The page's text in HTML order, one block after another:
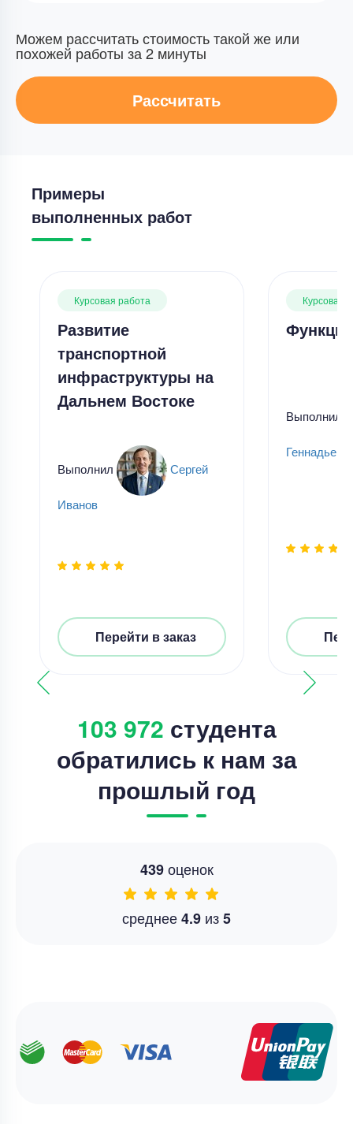
Можем рассчитать стоимость такой же или
похожей работы за 2 минуты
Рассчитать
Примеры
выполненных работ
Курсовая работа
Развитие
транспортной
инфраструктуры на
Дальнем Востоке
Выполнил Сергей
Иванов
Перейти в заказ
Курсовая
Выполнил
103 972 студента
обратились к нам за
прошлый год
439оценок
среднее4.9 из5